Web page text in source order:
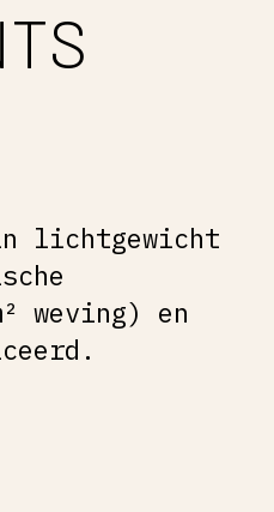
lichtgewicht
weving) en